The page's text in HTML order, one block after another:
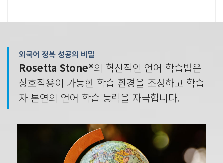
외국어 정복 성공의 비밀
Rosetta Stone®의 혁신적인 언어 학습법은
상호작용이 가능한 학습 환경을 조성하고 학습
자 본연의 언어 학습 능력을 자극합니다.